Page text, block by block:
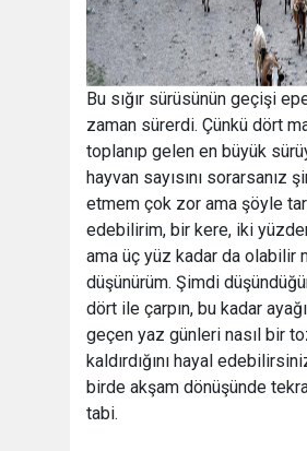
Bu sığır sürüsünün geçişi
zaman sürerdi. Çünkü dört
toplanıp gelen en büyük
hayvan sayısını sorarsanız
etmem çok zor ama şöyle
edebilirim, bir kere, iki
ama üç yüz kadar da olabilir
düşünürüm. Şimdi
dört ile çarpın, bu kadar
geçen yaz günleri nasıl bir
kaldırdığını hayal
birde akşam dönüşünde
tabi.